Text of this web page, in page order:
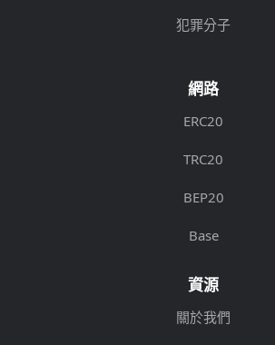
犯罪分子
網路
ERC20
TRC20
BEP20
Base
資源
關於我們